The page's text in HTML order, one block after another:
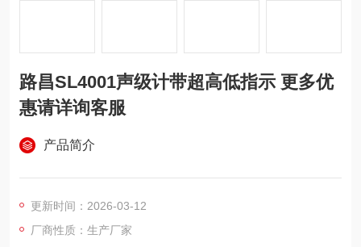
路昌SL4001声级计带超高低指示 更多优
惠请详询客服
产品简介
更新时间：2026-03-12
厂商性质：生产厂家